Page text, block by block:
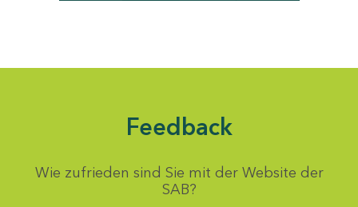
Feedback
Wie zufrieden sind Sie mit der Website der
SAB?